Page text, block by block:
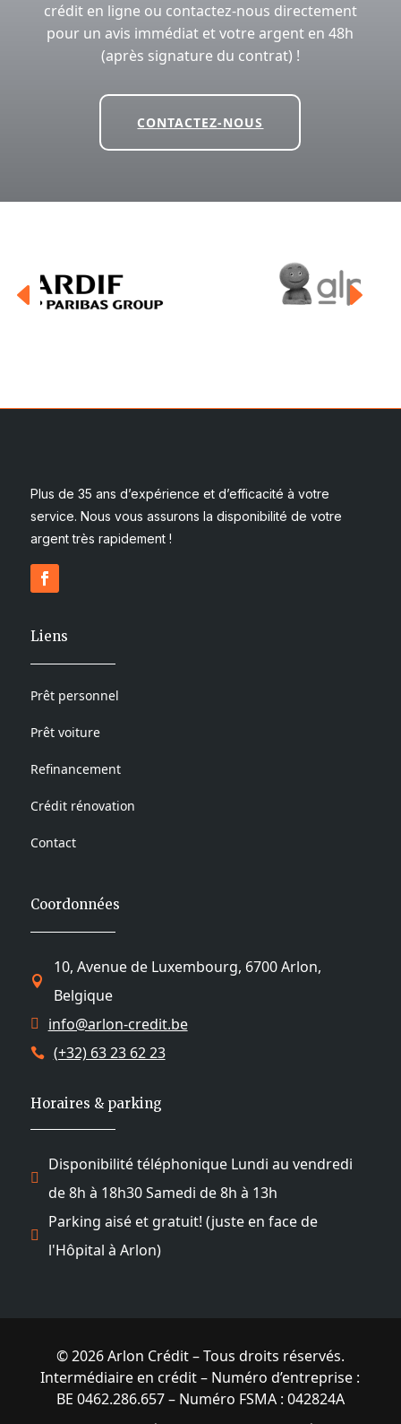
crédit en ligne ou contactez-nous directement
pour un avis immédiat et votre argent en 48h
(après signature du contrat) !
CONTACTEZ-NOUS
D E
Plus de 35 ans d’expérience et d’efficacité à votre
service. Nous vous assurons la disponibilité de votre
argent très rapidement !
Liens
Prêt personnel
Prêt voiture
Refinancement
Crédit rénovation
Contact
Coordonnées

10, Avenue de Luxembourg, 6700 Arlon,
Belgique
 info@arlon-credit.be
 (+32) 63 23 62 23
Horaires & parking

Disponibilité téléphonique Lundi au vendredi
de 8h à 18h30 Samedi de 8h à 13h

Parking aisé et gratuit! (juste en face de
l'Hôpital à Arlon)
© 2026 Arlon Crédit – Tous droits réservés.
Intermédiaire en crédit – Numéro d’entreprise :
BE 0462.286.657 – Numéro FSMA : 042824A